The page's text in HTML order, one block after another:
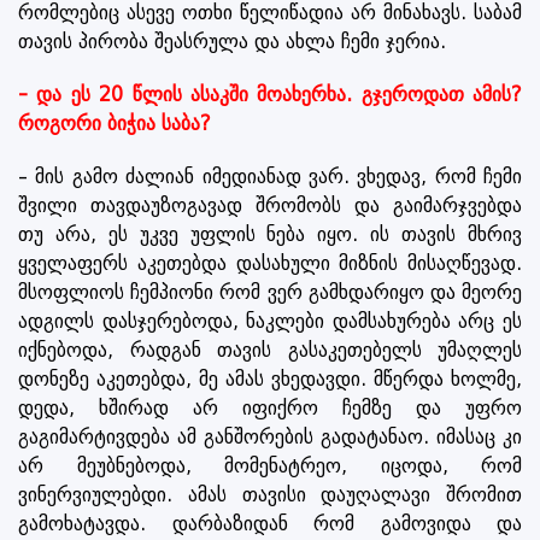
რომლებიც ასევე ოთხი წელიწადია არ მინახავს. საბამ
თავის პირობა შეასრულა და ახლა ჩემი ჯერია.
- და ეს 20 წლის ასაკში მოახერხა. გჯეროდათ ამის?
როგორი ბიჭია საბა?
– მის გამო ძალიან იმედიანად ვარ. ვხედავ, რომ ჩემი
შვილი თავდაუზოგავად შრომობს და გაიმარჯვებდა
თუ არა, ეს უკვე უფლის ნება იყო. ის თავის მხრივ
ყველაფერს აკეთებდა დასახული მიზნის მისაღწევად.
მსოფლიოს ჩემპიონი რომ ვერ გამხდარიყო და მეორე
ადგილს დასჯერებოდა, ნაკლები დამსახურება არც ეს
იქნებოდა, რადგან თავის გასაკეთებელს უმაღლეს
დონეზე აკეთებდა, მე ამას ვხედავდი. მწერდა ხოლმე,
დედა, ხშირად არ იფიქრო ჩემზე და უფრო
გაგიმარტივდება ამ განშორების გადატანაო. იმასაც კი
არ მეუბნებოდა, მომენატრეო, იცოდა, რომ
ვინერვიულებდი. ამას თავისი დაუღალავი შრომით
გამოხატავდა. დარბაზიდან რომ გამოვიდა და